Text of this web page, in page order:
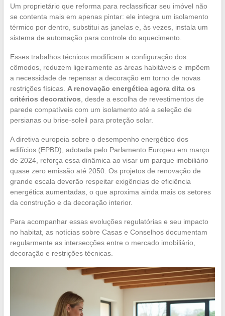
Um proprietário que reforma para reclassificar seu imóvel não
se contenta mais em apenas pintar: ele integra um isolamento
térmico por dentro, substitui as janelas e, às vezes, instala um
sistema de automação para controle do aquecimento.
Esses trabalhos técnicos modificam a configuração dos
cômodos, reduzem ligeiramente as áreas habitáveis e impõem
a necessidade de repensar a decoração em torno de novas
restrições físicas. A renovação energética agora dita os
critérios decorativos , desde a escolha de revestimentos de
parede compatíveis com um isolamento até a seleção de
persianas ou brise-soleil para proteção solar.
A diretiva europeia sobre o desempenho energético dos
edifícios (EPBD), adotada pelo Parlamento Europeu em março
de 2024, reforça essa dinâmica ao visar um parque imobiliário
quase zero emissão até 2050. Os projetos de renovação de
grande escala deverão respeitar exigências de eficiência
energética aumentadas, o que aproxima ainda mais os setores
da construção e da decoração interior.
Para acompanhar essas evoluções regulatórias e seu impacto
no habitat, as notícias sobre Casas e Conselhos documentam
regularmente as intersecções entre o mercado imobiliário,
decoração e restrições técnicas.